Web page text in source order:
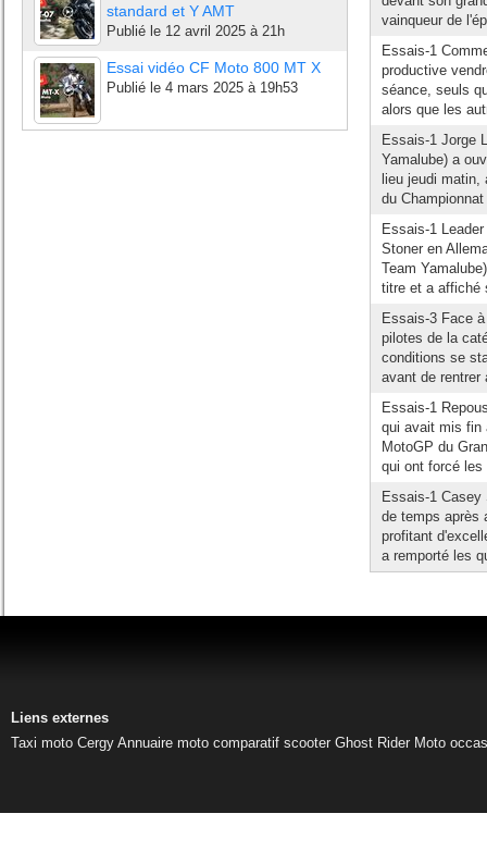
standard et Y AMT
Publié le 12 avril 2025 à 21h
Essai vidéo CF Moto 800 MT X
Publié le 4 mars 2025 à 19h53
vainqueur de
Essais-1
productive
séance, seuls
alors que les
Essais-1 Jorge
Yamalube) a
lieu jeudi
du
Essais-1
Stoner en
Team
titre et a affiché
Essais-3 Face
pilotes de la
conditions se
avant de
Essais-1
qui avait mis fin
MotoGP du
qui ont forcé
Essais-1 Casey
de temps après
profitant
a remporté les
Liens externes
Taxi moto Cergy Annuaire moto comparatif scooter Ghost Rider Moto